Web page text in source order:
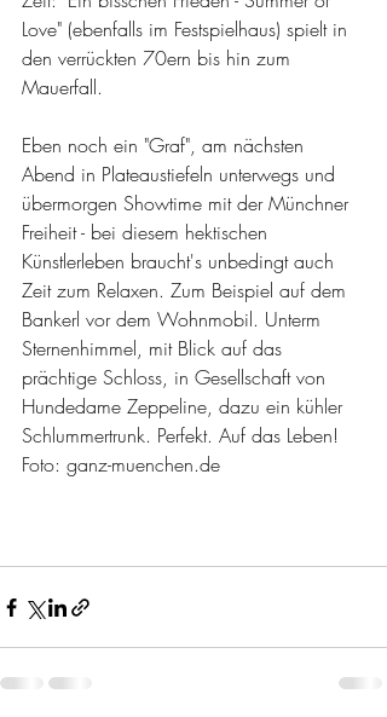
Love" (ebenfalls im Festspielhaus) spielt in
den verrückten 70ern bis hin zum
Mauerfall.
Eben noch ein "Graf", am nächsten
Abend in Plateaustiefeln unterwegs und
übermorgen Showtime mit der Münchner
Freiheit - bei diesem hektischen
Künstlerleben braucht's unbedingt auch
Zeit zum Relaxen. Zum Beispiel auf dem
Bankerl vor dem Wohnmobil. Unterm
Sternenhimmel, mit Blick auf das
prächtige Schloss, in Gesellschaft von
Hundedame Zeppeline, dazu ein kühler
Schlummertrunk. Perfekt. Auf das Leben!
Foto: ganz-muenchen.de